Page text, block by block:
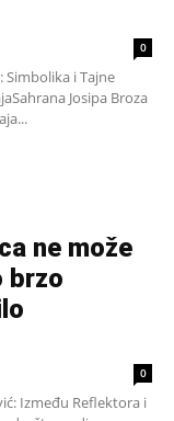
0
Simbolika i Tajne
Josipa Broza
ne može
brzo
0
Između Reflektora i